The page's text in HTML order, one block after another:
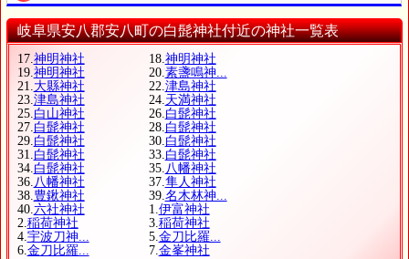
岐阜県安八郡安八町の白髭神社付近の神社一覧表
17.神明神社 18.神明神社
19.神明神社 20.素盞鳴神...
21.大縣神社 22.津島神社
23.津島神社 24.天満神社
25.白山神社 26.白髭神社
27.白髭神社 28.白髭神社
29.白髭神社 30.白髭神社
31.白髭神社 33.白髭神社
34.白髭神社 35.八幡神社
36.八幡神社 37.隼人神社
38.豊鍬神社 39.名木林神...
40.六社神社 1.伊富神社
2.稲荷神社 3.稲荷神社
4.宇波刀神... 5.金刀比羅...
6.金刀比羅... 7.金峯神社